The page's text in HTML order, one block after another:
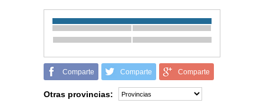
Comparte Comparte Comparte
Otras provincias: